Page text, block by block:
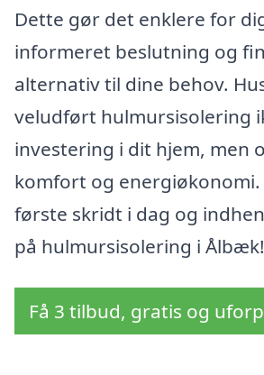
Dette gør det enklere for
informeret beslutning og
alternativ til dine behov.
veludført hulmursisolering
investering i dit hjem, men
komfort og energiøkonomi.
første skridt i dag og
på hulmursisolering i Ålbæk!
Få 3 tilbud, gratis og